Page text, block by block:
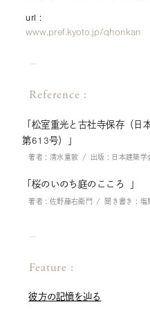
url :
www.pref.kyoto.jp/qhonkan
Reference :
「松室重光と古社寺保存（日
第613号）」
著者 : 清水重敦 出版 : 日本建築学
「桜のいのち庭のこころ 」
著者 : 佐野藤右衛門 聞き書き : 塩
Feature :
彼方の記憶を辿る